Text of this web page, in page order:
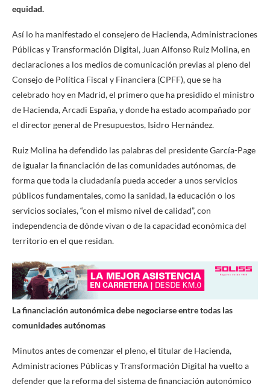
equidad.
Así lo ha manifestado el consejero de Hacienda, Administraciones
Públicas y Transformación Digital, Juan Alfonso Ruiz Molina, en
declaraciones a los medios de comunicación previas al pleno del
Consejo de Política Fiscal y Financiera (CPFF), que se ha
celebrado hoy en Madrid, el primero que ha presidido el ministro
de Hacienda, Arcadi España, y donde ha estado acompañado por
el director general de Presupuestos, Isidro Hernández.
Ruiz Molina ha defendido las palabras del presidente García-Page
de igualar la financiación de las comunidades autónomas, de
forma que toda la ciudadanía pueda acceder a unos servicios
públicos fundamentales, como la sanidad, la educación o los
servicios sociales, “con el mismo nivel de calidad”, con
independencia de dónde vivan o de la capacidad económica del
territorio en el que residan.
La financiación autonómica debe negociarse entre todas las
comunidades autónomas
Minutos antes de comenzar el pleno, el titular de Hacienda,
Administraciones Públicas y Transformación Digital ha vuelto a
defender que la reforma del sistema de financiación autonómico